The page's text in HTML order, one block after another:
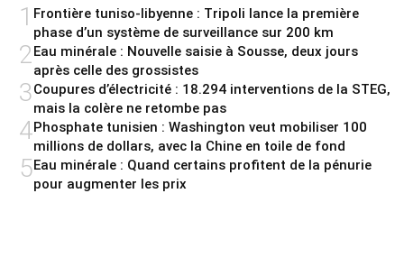
1 Frontière tuniso-libyenne : Tripoli lance la première
phase d’un système de surveillance sur 200 km
2 Eau minérale : Nouvelle saisie à Sousse, deux jours
après celle des grossistes
3Coupures d’électricité : 18.294 interventions de la STEG,
mais la colère ne retombe pas
4Phosphate tunisien : Washington veut mobiliser 100
millions de dollars, avec la Chine en toile de fond
5Eau minérale : Quand certains profitent de la pénurie
pour augmenter les prix